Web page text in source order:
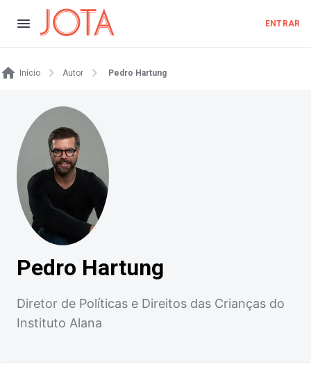
ENTRAR
Início Autor Pedro Hartung
Pedro Hartung
Diretor de Políticas e Direitos das Crianças do
Instituto Alana